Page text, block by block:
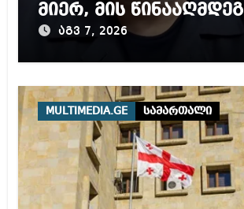
მიერ, მის წინააღმდეგ
დაწყებულ გამოძიებას
აგვ 7, 2026
MULTIMEDIA.GE სამართალი